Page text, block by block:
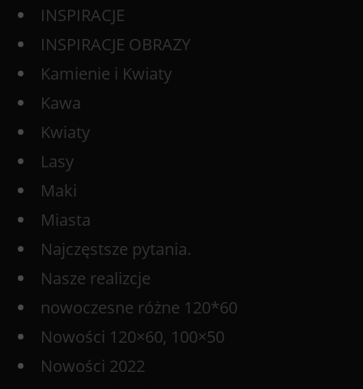
INSPIRACJE
INSPIRACJE OBRAZY
Kamienie i Kwiaty
Kawa
Kwiaty
Lasy
Maki
Miasta
Najczęstsze pytania.
Nasze realizcje
nowoczesne różne 120*60
Nowości 120×60, 100×50
Nowości 2022